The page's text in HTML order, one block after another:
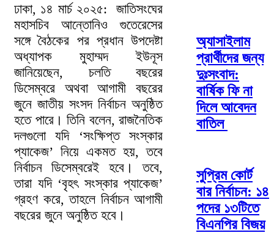
ঢাকা, ১৪ মার্চ ২০২৫: জাতিসংঘের
মহাসচিব আন্তোনিও গুতেরেসের
সঙ্গে বৈঠকের পর প্রধান উপদেষ্টা
অধ্যাপক মুহাম্মদ ইউনূস
জানিয়েছেন, চলতি বছরের
ডিসেম্বরে অথবা আগামী বছরের
জুনে জাতীয় সংসদ নির্বাচন অনুষ্ঠিত
হতে পারে। তিনি বলেন, রাজনৈতিক
দলগুলো যদি ‘সংক্ষিপ্ত সংস্কার
প্যাকেজ’ নিয়ে একমত হয়, তবে
নির্বাচন ডিসেম্বরেই হবে। তবে,
তারা যদি ‘বৃহৎ সংস্কার প্যাকেজ’
গ্রহণ করে, তাহলে নির্বাচন আগামী
বছরের জুনে অনুষ্ঠিত হবে।
অ্যাসাইলাম
প্রার্থীদের জন্য
দুঃসংবাদ:
বার্ষিক ফি না
দিলে আবেদন
বাতিল
সুপ্রিম কোর্ট
বার নির্বাচন: ১৪
পদের ১৩টিতে
বিএনপির বিজয়